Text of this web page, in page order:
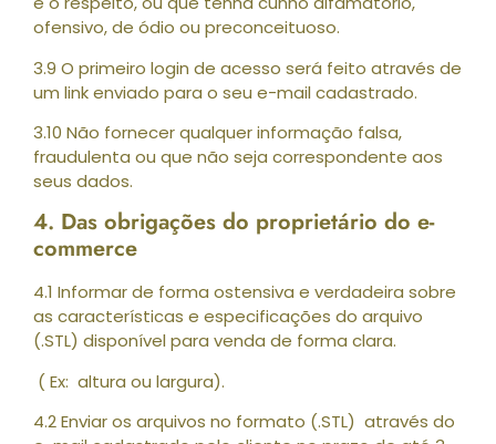
ofensivo, de ódio ou preconceituoso.
3.9 O primeiro login de acesso será feito através de
um link enviado para o seu e-mail cadastrado.
3.10 Não fornecer qualquer informação falsa,
fraudulenta ou que não seja correspondente aos
seus dados.
4. Das obrigações do proprietário do e-
commerce
4.1 Informar de forma ostensiva e verdadeira sobre
as características e especificações do arquivo
(.STL) disponível para venda de forma clara.
( Ex: altura ou largura).
4.2 Enviar os arquivos no formato (.STL) através do